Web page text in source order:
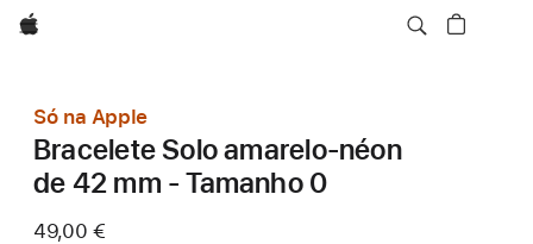
Apple
Só na Apple
Bracelete Solo amarelo‑néon
de 42 mm - Tamanho 0
49,00 €